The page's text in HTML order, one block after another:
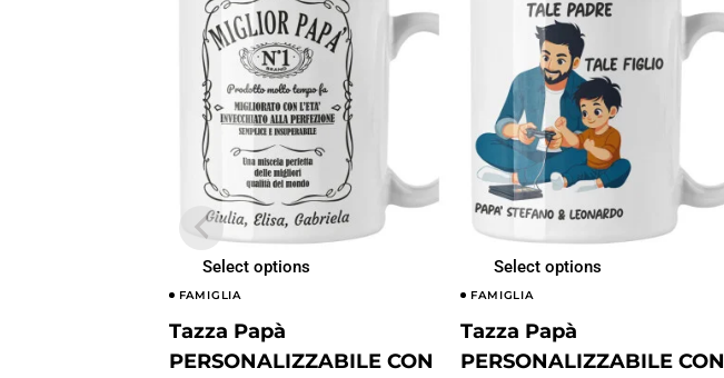
Select options
FAMIGLIA
Tazza Papà
PERSONALIZZABILE CON
Select options
FAMIGLIA
Tazza Papà
PERSONALIZZABILE CON